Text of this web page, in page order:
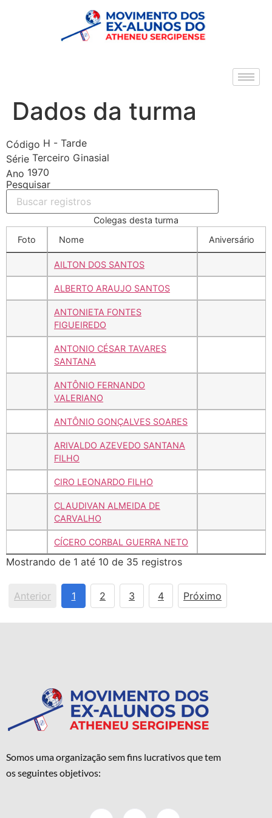
Dados da turma
Código H - Tarde
Série Terceiro Ginasial
Ano 1970
Pesquisar
Colegas desta turma
Foto
Nome Aniversário
AILTON DOS SANTOS
ALBERTO ARAUJO SANTOS
ANTONIETA FONTES
FIGUEIREDO
ANTONIO CÉSAR TAVARES
SANTANA
ANTÔNIO FERNANDO
VALERIANO
ANTÔNIO GONÇALVES SOARES
ARIVALDO AZEVEDO SANTANA
FILHO
CIRO LEONARDO FILHO
CLAUDIVAN ALMEIDA DE
CARVALHO
CÍCERO CORBAL GUERRA NETO
Mostrando de 1 até 10 de 35 registros
Anterior 1 2 3 4 Próximo
Somos uma organização sem fins lucrativos que tem
os seguintes objetivos: